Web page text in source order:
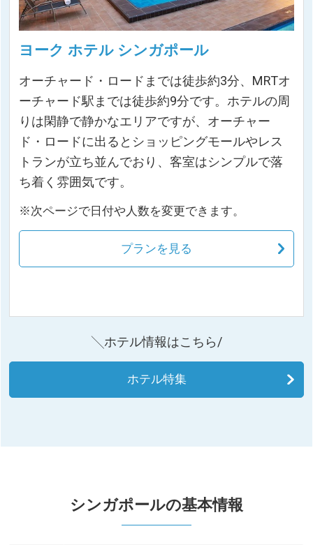
ヨーク ホテル シンガポール
オーチャード・ロードまでは徒歩約3分、MRTオ
ーチャード駅までは徒歩約9分です。ホテルの周
りは閑静で静かなエリアですが、オーチャー
ド・ロードに出るとショッピングモールやレス
トランが立ち並んでおり、客室はシンプルで落
ち着く雰囲気です。
※次ページで日付や人数を変更できます。
プランを見る
╲ホテル情報はこちら/
ホテル特集
シンガポールの基本情報